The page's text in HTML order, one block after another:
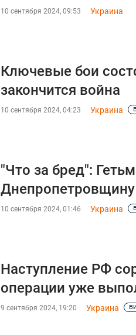
10 сентября 2024, 09:53 Украина
Ключевые бои
закончится война
10 сентября 2024, 04:23 Украина
"Что за бред":
Днепропетровщину
10 сентября 2024, 01:46 Украина
Наступление РФ
операции уже
9 сентября 2024, 19:20 Украина